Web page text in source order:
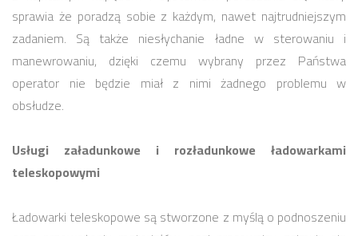
sprawia że poradzą sobie z każdym, nawet najtrudniejszym
zadaniem. Są także niesłychanie ładne w sterowaniu i
manewrowaniu, dzięki czemu wybrany przez Państwa
operator nie będzie miał z nimi żadnego problemu w
obsłudze.
Usługi załadunkowe i rozładunkowe ładowarkami
teleskopowymi
Ładowarki teleskopowe są stworzone z myślą o podnoszeniu